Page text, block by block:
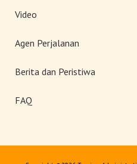
Video
Agen Perjalanan
Berita dan Peristiwa
FAQ